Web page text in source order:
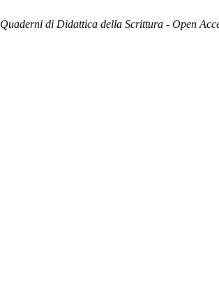
Quaderni di Didattica della Scrittura - Open